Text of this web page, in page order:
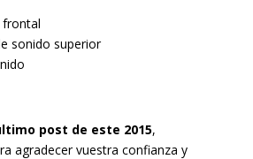
post de este 2015,
agradecer vuestra confianza y